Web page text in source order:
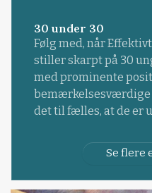
30 under 30
Følg med, når
stiller skarpt på 30
med prominente
bemærkelsesværdige
det til fælles, at de er
Se flere